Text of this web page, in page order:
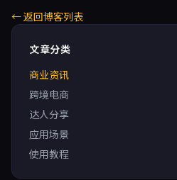
← 返回博客列表
文章分类
商业资讯
跨境电商
达人分享
应用场景
使用教程